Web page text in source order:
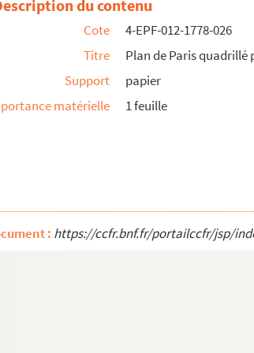
du contenu
Cote
4-EPF-012-1778-026
Titre
Plan de Paris quadrillé
Support
papier
matérielle
1 feuille
: https://ccfr.bnf.fr/portailccfr/jsp/